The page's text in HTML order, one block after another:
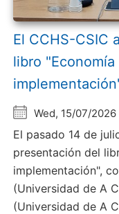
El CCHS-CSIC
libro
Wed, 15/07/2026
El pasado 14 de
presentación del
implementación",
(Universidad de A
(Universidad de A